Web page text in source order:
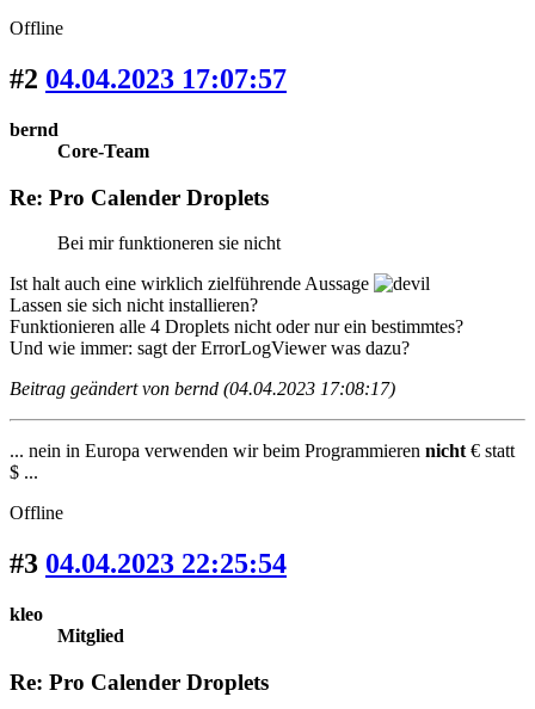
Offline
#2 04.04.2023 17:07:57
bernd
Core-Team
Re: Pro Calender Droplets
Bei mir funktioneren sie nicht
Ist halt auch eine wirklich zielführende Aussage
Lassen sie sich nicht installieren?
Funktionieren alle 4 Droplets nicht oder nur ein bestimmtes?
Und wie immer: sagt der ErrorLogViewer was dazu?
Beitrag geändert von bernd (04.04.2023 17:08:17)
... nein in Europa verwenden wir beim Programmieren nicht € statt
$ ...
Offline
#3 04.04.2023 22:25:54
kleo
Mitglied
Re: Pro Calender Droplets